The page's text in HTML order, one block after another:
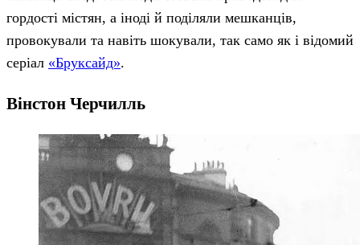
гордості містян, а іноді й поділяли мешканців,
провокували та навіть шокували, так само як і відомий
серіал «Бруксайд».
Вінстон Черчилль